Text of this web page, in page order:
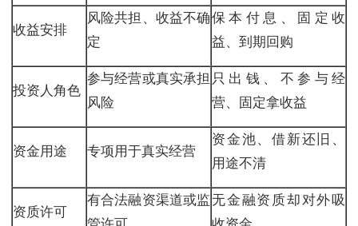
收益安排
风险共担、收益不确
定
保本付息、固定收
益、到期回购
投资人角色
参与经营或真实承担
风险
只出钱、不参与经
营、固定拿收益
资金用途 专项用于真实经营
资金池、借新还旧、
用途不清
资质许可
有合法融资渠道或监无金融资质却对外吸